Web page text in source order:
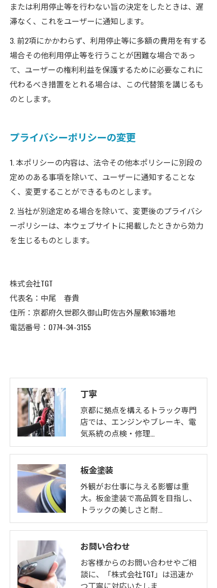
または利用停止等を行わない旨の決定をしたときは、遅
滞なく、これをユーザーに通知します。
3. 前2項にかかわらず、利用停止等に多額の費用を有する
場合その他利用停止等を行うことが困難な場合であっ
て、ユーザーの権利利益を保護するために必要なこれに
代わるべき措置をとれる場合は、この代替策を講じるも
のとします。
プライバシーポリシーの変更
1. 本ポリシーの内容は、法令その他本ポリシーに別段の
定めのある事項を除いて、ユーザーに通知することな
く、変更することができるものとします。
2. 当社が別途定める場合を除いて、変更後のプライバシ
ーポリシーは、本ウェブサイトに掲載したときから効力
を生じるものとします。
株式会社TGT
代表名：中尾 春貴
住所：京都府久世郡久御山町佐古外屋敷163番地
電話番号：0774-34-3155
丁寧
京都に拠点を構えるトラック専門
店では、エンジンやブレーキ、電
気系統の点検・修理…
板金塗装
外観がお仕事に与える影響は重
大。板金塗装で高品質を目指し、
トラックの美しさと耐…
お問い合わせ
お客様からのお問い合わせやご相
談に、「株式会社TGT」は迅速か
つ丁寧に対応いたしま…